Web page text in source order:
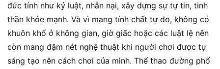
đức tính như kỷ luật, nhẫn nại, xây dựng sự tự tin, tinh
thần khỏe mạnh. Và vì mang tính chất tự do, không có
khuôn khổ ở không gian, giờ giấc hoặc các luật lệ nên
còn mang đậm nét nghệ thuật khi người chơi được tự
sáng tạo nên cách chơi của mình. Thể thao đường phố